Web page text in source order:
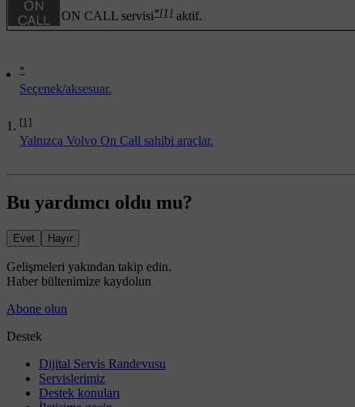
ON CALL servisi*[1] aktif.
*
Seçenek/aksesuar.
[1]
Yalnızca Volvo On Call sahibi araçlar.
Bu yardımcı oldu mu?
Evet Hayır